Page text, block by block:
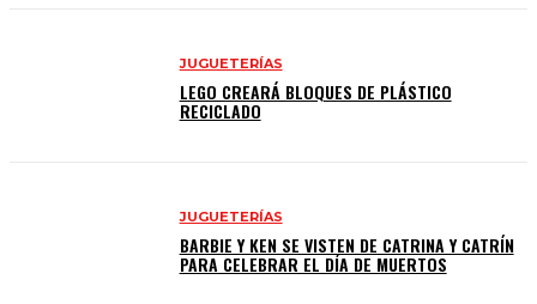
JUGUETERÍAS
LEGO CREARÁ BLOQUES DE PLÁSTICO
RECICLADO
JUGUETERÍAS
BARBIE Y KEN SE VISTEN DE CATRINA Y CATRÍN
PARA CELEBRAR EL DÍA DE MUERTOS